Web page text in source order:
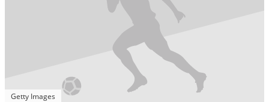
Getty Images